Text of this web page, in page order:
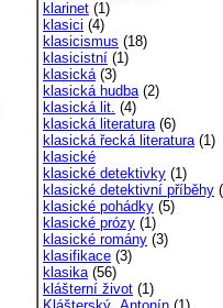
klarinet (1)
klasici (4)
klasicismus (18)
klasicistní (1)
klasická(3)
klasická hudba(2)
klasická lit. (4)
klasická literatura(6)
klasická řecká literatura(1)
klasické
klasické detektivky (1)
klasické detektivní příběhy
klasické pohádky (5)
klasické prózy (1)
klasické romány (3)
klasifikace (3)
klasika(56)
klášterní život (1)